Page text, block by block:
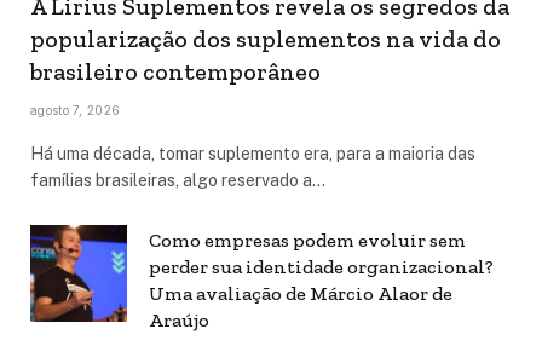
popularização dos suplementos na vida do
brasileiro contemporâneo
agosto 7, 2026
Há uma década, tomar suplemento era, para a maioria das
famílias brasileiras, algo reservado a…
Como empresas podem evoluir sem
perder sua identidade organizacional?
Uma avaliação de Márcio Alaor de
Araújo